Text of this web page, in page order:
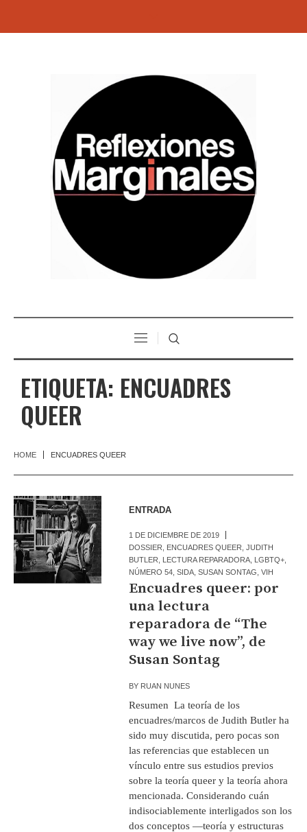
ETIQUETA: ENCUADRES
QUEER
HOME ENCUADRES QUEER
ENTRADA
1 DE DICIEMBRE DE 2019
DOSSIER
ENCUADRES QUEER ,JUDITH
BUTLER
LECTURA REPARADORA LGBTQ+
NÚMERO 54 ,SIDA ,SUSAN SONTAG ,VIH
Encuadres queer: por
una lectura
reparadora de “The
way we live now”, de
Susan Sontag
BY RUAN NUNES
Resumen La teoría de los
encuadres/marcos de Judith Butler ha
sido muy discutida, pero pocas son
las referencias que establecen un
vínculo entre sus estudios previos
sobre la teoría queer y la teoría ahora
mencionada. Considerando cuán
indisociablemente interligados son los
dos conceptos —teoría y estructuras